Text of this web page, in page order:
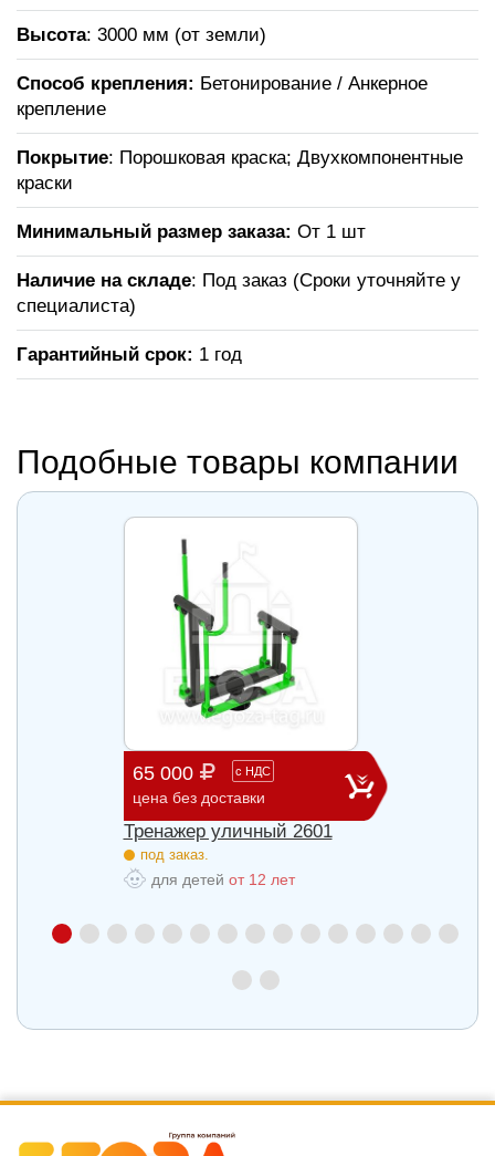
Высота: 3000 мм (от земли)
Способ крепления: Бетонирование / Анкерное
крепление
Покрытие: Порошковая краска; Двухкомпонентные
краски
Минимальный размер заказа: От 1 шт
Наличие на складе: Под заказ (Сроки уточняйте у
специалиста)
Гарантийный срок: 1 год
Подобные товары компании
65 000 с НДС
цена без доставки
Тренажер уличный 2601
под заказ.
для детей от 12 лет